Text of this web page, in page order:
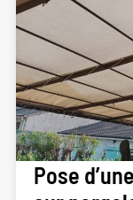
Pose